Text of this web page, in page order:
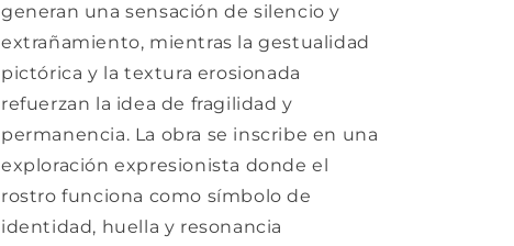
generan una sensación de silencio y
extrañamiento, mientras la gestualidad
pictórica y la textura erosionada
refuerzan la idea de fragilidad y
permanencia. La obra se inscribe en una
exploración expresionista donde el
rostro funciona como símbolo de
identidad, huella y resonancia